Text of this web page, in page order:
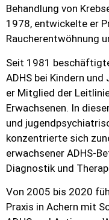
Behandlung von
1978, entwickelte er
Raucherentwöhnung
Seit 1981
ADHS bei Kindern
er Mitglied der
Erwachsenen. In
und
konzentrierte sich
erwachsener ADHS-
Diagnostik und
Von 2005 bis 2020
Praxis in Achern mit